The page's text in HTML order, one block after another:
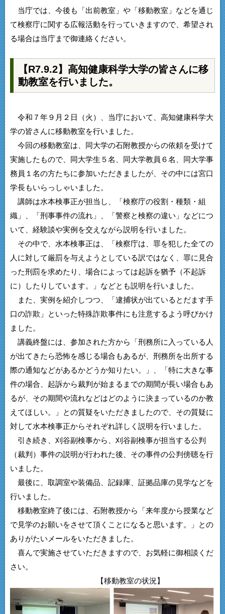
当庁では、今後も「出前教室」や「移動教室」などを通じ
て検察庁に関する広報活動を行っていきますので、希望され
る場合は当庁まで御連絡ください。
【R7.9.2】高知健康科学大学の皆さんに移
動教室を行いました。
令和７年９月２日（火）、当庁において、高知健康科学大
学の皆さんに移動教室を行いました。
今回の移動教室は、同大学の石附教授からの依頼を受けて
実施したもので、同大学生５名、同大学教員６名、同大学事
務員１名の方たちに参加いただきましたが、その中には宮口
学長もいらっしゃいました。
講師は水本検事正が担当し、「検察庁の役割・種類・組
織」、「刑事事件の流れ」、「警察と検察の違い」などにつ
いて、経験談や実例を交えながら説明を行いました。
その中で、水本検事正は、「検察庁は、罪を犯した全ての
人に対して厳罰を与えようとしている訳ではなく、罪に見合
った刑罰を求めたり、場合によっては起訴を猶予（不起訴
に）したりしています。」などとも説明を行いました。
また、実例を紹介しつつ、「逮捕状が出ているとだます手
口の詐欺」といった特殊詐欺事件にも注意するよう呼びかけ
ました。
講義終盤には、参加された方から「刑務所に入っている人
が出てきたら恐怖を感じる場合もあるが、刑務所を出所する
際の通知などがあるかどうか知りたい。」、「特に大きな事
件の場合、起訴から裁判が始まるまでの期間が長い場合もあ
るが、その期間や流れなどはどのように決まっているのか教
えてほしい。」との質疑をいただきましたので、その質疑に
対して水本検事正からそれぞれ詳しく説明を行いました。
引き続き、刈谷副検事から、刈谷副検事が担当する公判
（裁判）事件の説明が行われた後、その事件の公判傍聴を行
いました。
最後に、取調室や装備品、記録庫、証拠品庫の見学などを
行いました。
移動教室終了後には、石附教授から「来年度から授業など
で見学のお願いをさせて頂くことになると思います。」との
ありがたいメールをいただきました。
喜んで実施させていただきますので、お気軽に御相談くだ
さい。
【移動教室の状況】